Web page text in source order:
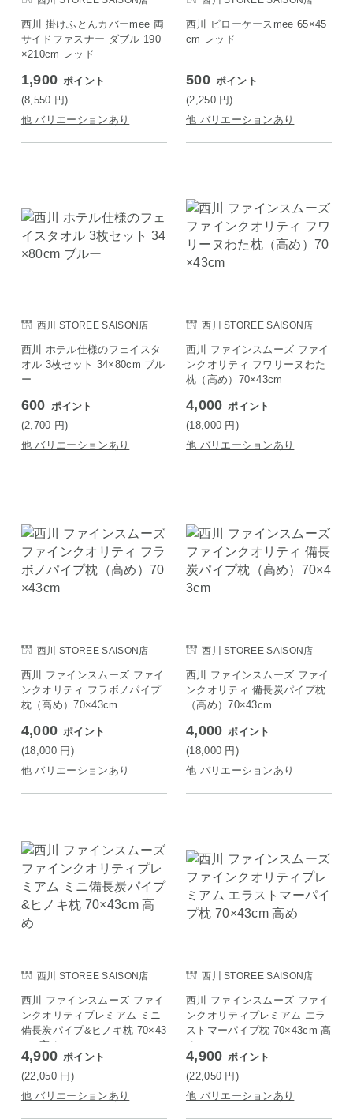
西川 掛けふとんカバーmee 両
サイドファスナー ダブル 190
×210cm レッド
1,900 ポイント
(8,550 円)
他 バリエーションあり
西川 ピローケースmee 65×45
cm レッド
500 ポイント
(2,250 円)
他 バリエーションあり
西川 STOREE SAISON店
西川 ホテル仕様のフェイスタ
オル 3枚セット 34×80cm ブル
ー
600 ポイント
(2,700 円)
他 バリエーションあり
西川 STOREE SAISON店
西川 ファインスムーズ ファイ
ンクオリティ フワリーヌわた
枕（高め）70×43cm
4,000 ポイント
(18,000 円 )
他 バリエーションあり
西川 STOREE SAISON店
西川 ファインスムーズ ファイ
ンクオリティ フラボノパイプ
枕（高め）70×43cm
4,000 ポイント
(18,000 円 )
他 バリエーションあり
西川 STOREE SAISON店
西川 ファインスムーズ ファイ
ンクオリティ 備長炭パイプ枕
（高め）70×43cm
4,000 ポイント
(18,000 円 )
他 バリエーションあり
西川 STOREE SAISON店
西川 ファインスムーズ ファイ
ンクオリティプレミアム ミニ
備長炭パイプ&ヒノキ枕 70×43
cm 高め
4,900 ポイント
(22,050 円 )
他 バリエーションあり
西川 STOREE SAISON店
西川 ファインスムーズ ファイ
ンクオリティプレミアム エラ
ストマーパイプ枕 70×43cm 高
め
4,900 ポイント
(22,050 円 )
他 バリエーションあり